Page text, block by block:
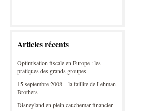
Articles récents
Optimisation fiscale en Europe : les
pratiques des grands groupes
15 septembre 2008 – la faillite de Lehman
Brothers
Disneyland en plein cauchemar financier